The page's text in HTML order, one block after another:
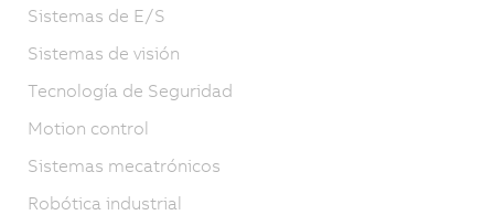
Sistemas de E/S
Sistemas de visión
Tecnología de Seguridad
Motion control
Sistemas mecatrónicos
Robótica industrial